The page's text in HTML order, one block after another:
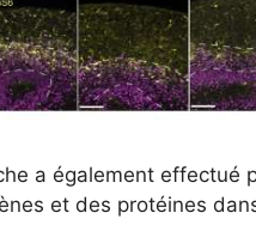
a également
et des protéines